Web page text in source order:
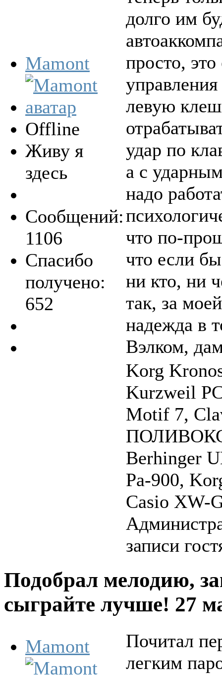
Mamont
Offline
Живу я
здесь
Сообщений:
1106
Спасибо
получено:
652
долго им
просто,
левую
удар по
а с
надо
что по-
что если
ни кто, ни
так, за
надежда в
Вэлком,
Korg
Kurzweil
Motif 7,
ПОЛИВОКС,
Berhinger
Pa-900,
Casio XW-
записи
Подобрал мелодию,
сыграйте лучше! 27
Mamont
Почитал
легким